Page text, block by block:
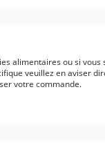
alimentaires ou si vous
veuillez en aviser
votre commande.